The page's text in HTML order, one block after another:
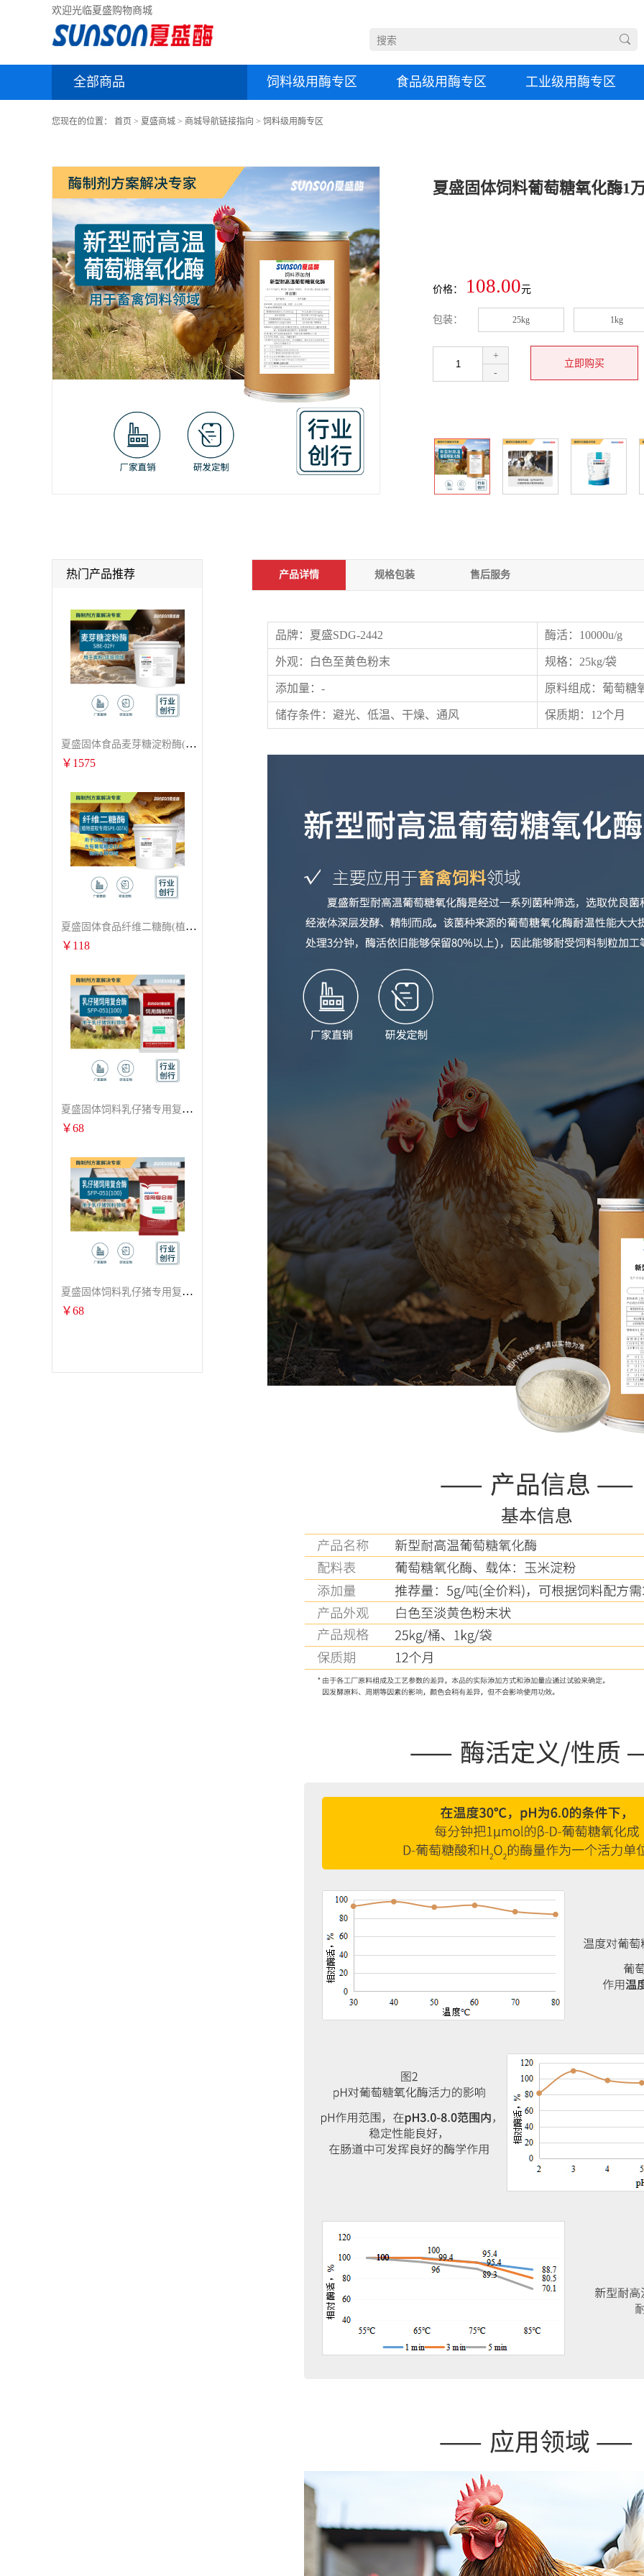
欢迎光临夏盛购物商城
全部商品 饲料级用酶专区 食品级用酶专区 工业级用酶专区
您现在的位置： 首页 > 夏盛商城 > 商城导航链接指向 > 饲料级用酶专区
价格： 108.00元
包装： 25kg 1kg
+
-
热门产品推荐
夏盛固体食品麦芽糖淀粉酶(烘焙及面粉改良用酶/发酵类食品可用)FDG-0012
￥ 1575
夏盛固体食品纤维二糖酶(植物提取专用酶/用于虎杖白藜芦醇提取)FFG-0656
￥ 118
夏盛固体饲料乳仔猪专用复合酶SFG-0932
￥68
夏盛固体饲料乳仔猪专用复合酶SFG-0932
￥68
产品详情 规格包装 售后服务
品牌：夏盛SDG-2442 酶活：10000u/g
外观：白色至黄色粉末 规格：25kg/袋
添加量：- 原料组成：葡萄糖
储存条件：避光、低温、干燥、通风 保质期：12个月